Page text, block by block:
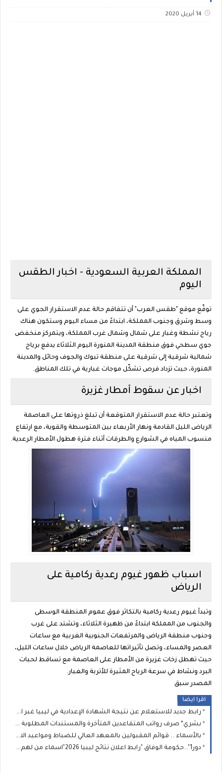
14 أبريل 2020
المملكة العربية السعودية - اخبار الطقس
اليوم
توقّع موقع "طقس العرب" أن تتفاقم حالة عدم الاستقرار الجوي على
وسط وشرق وجنوب المملكة، ابتداءً من مساء اليوم وستكون هناك
رياح نشطة وغبار على شمال وشمال غرب المملكة، ويتمركز منخفض
جوي سطحي فوق منطقة المدينة المنورة اليوم الثلاثاء يدفع برياح
شمالية شرقية إلى شرقية على منطقة تبوك والجوف وحائل والمدينة
المنورة، حيث تزداد فرص تشكّل موجات غبارية في تلك المناطق.
اخبار عن سقوط أمطار غزيرة
وتعتبر حالة عدم الاستقرار المتوقعة أن تبلغ ذروتها على العاصمة
الرياض الليل القادمة ونهار الأربعاء بين المتوسطة والقوية، مع ارتفاع
منسوب المياه في الشوارع والطرقات أثناء فترة هطول الأمطار الرعدية.
اسباب ظهور غيوم رعدية ركامية على
الرياض
وتبدأ غيوم رعدية ركامية بالتكاثر فوق عموم المنطقة الوسطى
والجنوب من المملكة ابتداءً من ظهيرة الثلاثاء، وتشتد على غرب
وجنوب منطقة الرياض والمرتفعات الجنوبية الغربية مع ساعات
العصر والمساء، وتصل تأثيراتها للعاصمة الرياض خلال ساعات الليل،
حيث تهطل زخات غزيرة من الأمطار على العاصمة مع تساقط لحبات
البرد ونشاط في سرعة الرياح المثيرة للأتربة والغبار.
المصدر سبق
اقرا ايضا
رابط جديد للاستعلام عن نتيجة الشهادة الإعدادية في ليبيا غبر الرقم الموحد( 11111): وزير التعليم يعتمد نتيجة الإعدادية 2026 بنسبة نجاح 75.46%
بشري* صرف رواتب المتقاعدين المتأخرة والمستندات المطلوبة لإنجاز معاملات المعاشات والمنافع الخاصة بالعسكريين
بالأسماء .. قوائم المقبولين بالمعهد العالي للضباط ومواعيد الاختبارات تعلنها الداخلية الليبية
دور1"..حكومة الوفاق "رابط اعلان نتائج ليبيا 2026"اسماء من لهم دور ثان" : نتيجة الشهادة الاعدادية الصف الثالث الاعدادى برقم الجلوس